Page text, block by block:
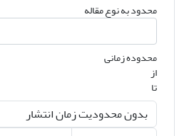
محدود به نوع مقاله
محدوده زمانی
از
تا